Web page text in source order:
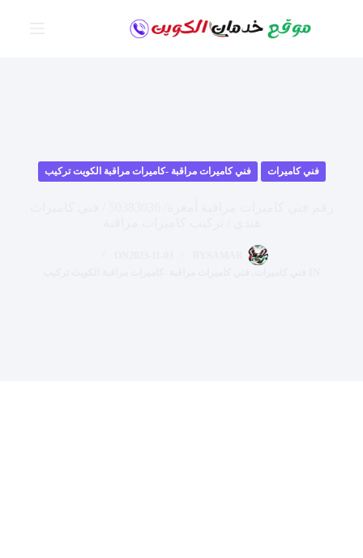
فني كاميرات فني كاميرات مراقبة -كاميرات مراقبة الكويت تركيب